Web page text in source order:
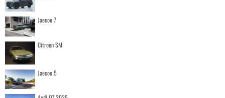
Jaecoo 7
Citroen SM
Jaecoo 5